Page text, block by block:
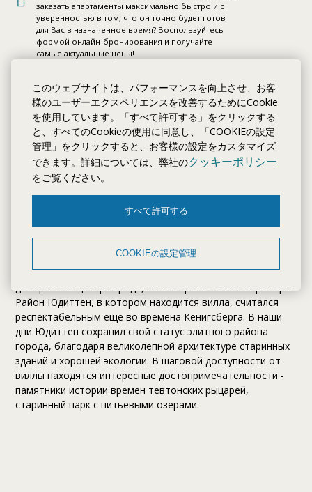
このウェブサイトは、パフォーマンスを向上させ、お客
様のユーザーエクスペリエンスを改善するためにCookie
を使用しています。「すべて許可する」をクリックする
と、すべてのCookieの使用に同意し、「COOKIEの設定
管理」をクリックすると、お客様の設定をカスタマイズ
できます。詳細については、弊社のクッキーポリシー
をご覧ください。
すべて許可する
COOKIEの設定管理
заказать апартаменты максимально быстро и с
уверенностью в том, что он точно будет готов
для Вас в назначенное время? Воспользуйтесь
формой онлайн-бронирования и получайте
самые актуальные цены!
今すぐ予約
場所と運転ルート
Апартаменты Вилла Эрмитаж Kaliningrad отличается
удобным расположением. Villa построена в зеленой зоне
Калининграда в небольшом отдалении от главных
городских улиц, что создает благоприятную
экологическую обстановку в районе виллы. Но вместе с
Калининграда занимает совсем немного времени.
Вдобавок, постояльцам не придётся стоять в пробках,
добираясь в центр города, на побережье или в аэропорт.
Район Юдиттен, в котором находится вилла, считался
респектабельным еще во времена Кенигсберга. В наши
дни Юдиттен сохранил свой статус элитного района
города, благодаря великолепной архитектуре старинных
зданий и хорошей экологии. В шаговой доступности от
виллы находятся интересные достопримечательности -
памятники истории времен тевтонских рыцарей,
старинный парк с питьевыми озерами.